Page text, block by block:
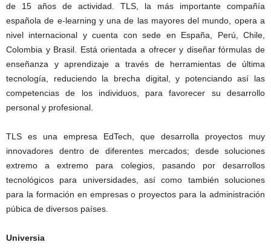
de 15 años de actividad. TLS, la más importante compañía
española de e-learning y una de las mayores del mundo, opera a
nivel internacional y cuenta con sede en España, Perú, Chile,
Colombia y Brasil. Está orientada a ofrecer y diseñar fórmulas de
enseñanza y aprendizaje a través de herramientas de última
tecnología, reduciendo la brecha digital, y potenciando así las
competencias de los individuos, para favorecer su desarrollo
personal y profesional.
TLS es una empresa EdTech, que desarrolla proyectos muy
innovadores dentro de diferentes mercados; desde soluciones
extremo a extremo para colegios, pasando por desarrollos
tecnológicos para universidades, así como también soluciones
para la formación en empresas o proyectos para la administración
púbica de diversos países.
Universia